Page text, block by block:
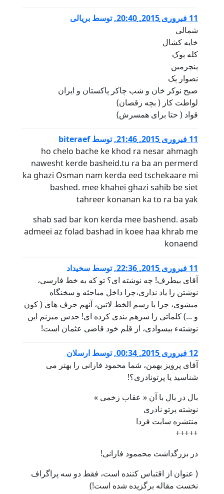
11 فبروری 2015, 20:40 ,توسط بریالی
شمالی
خایه کشال
کله پوک
پنچرمین
نصوار پک
صبح نوکر خان و شب چاکر پاکستان و ایران
لواطت کار ( بچه رقصان)
قواد ( حتا برای همسرش)
11 فبروری 2015, 21:46 ,توسطbiteraef
ho chelo bache ke khod ra nesar ahmagh
nawesht kerde basheid.tu ra ba an permerd
ka ghazi Osman nam kerda eed tschekaare mi
bashed. mee khahei ghazi sahib be siet
tahreer konanan ka to ra ba yak
shab sad bar kon kerda mee bashend. asab
admeei az folad bashad in koee haa khrab me
konaend
11 فبروری 2015, 22:36 ,توسط سخیداد
آقای بیطرف! چه نوشته ای؟ تو که به خط فارسی،
نوشتن را یاد نداری،چرا داخل مباحثه و سخنگاه
میشوی، چرا با رسم الخط لاتین، آنهم حرف های ( کون
و ...) کلماتی را سرهم بندی کرده ای! حدس میزنم این
نوشتهء بیسوادی، از قلم خود قاضی عثمان است!
12 فبروری 2015, 00:34 ,توسط ارسلان
آقای پرویز بهمن، شما محمود فارانی را بهتر می
شناسید یا پرتونادری؟!
بال در بال با آن « عقاب زخمی »
نوشته پرتو نادری
منتشره سایت فردا
+++++
در بزرگداشت محممود فارانی!
( عنوان از اقتباس کننده است، فقط دو سه پراگراف
نخست مقاله برگزیده شده است!)